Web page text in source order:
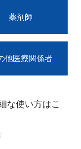
薬剤師
他医療関係者
な使い方はこ